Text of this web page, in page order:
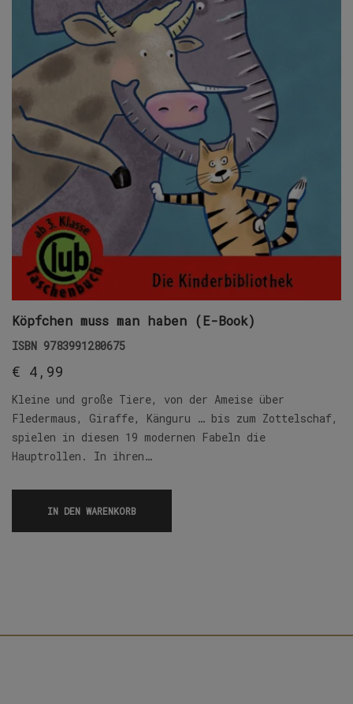
Köpfchen muss man haben (E-Book)
ISBN 9783991280675
€ 4,99
Kleine und große Tiere, von der Ameise über
Fledermaus, Giraffe, Känguru … bis zum Zottelschaf,
spielen in diesen 19 modernen Fabeln die
Hauptrollen. In ihren…
IN DEN WARENKORB